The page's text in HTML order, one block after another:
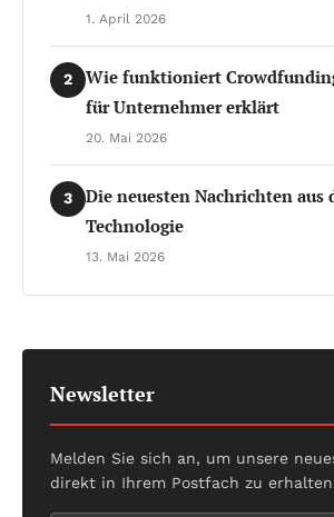
1. April 2026
2
Wie funktioniert
für Unternehmer erklärt
20. Mai 2026
3
Die neuesten Nachrichten aus
Technologie
13. Mai 2026
Newsletter
Melden Sie sich an, um unsere
direkt in Ihrem Postfach zu